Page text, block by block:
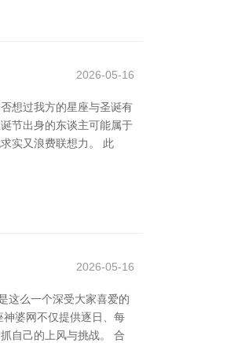
2026-05-16
想过我方的星座与圣诞有
节出身的东谈主可能属于
实又浪费联想力。 此
2026-05-16
这么一个深受大家喜爱的
婆网不仅提供逐日、每
自己的上风与挑战。 合